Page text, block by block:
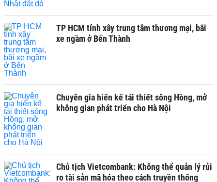
TP HCM tính xây trung tâm thương mại, bãi
xe ngầm ở Bến Thành
Chuyên gia hiến kế tái thiết sông Hồng, mở
không gian phát triển cho Hà Nội
Chủ tịch Vietcombank: Không thể quản lý rủi
ro tài sản mã hóa theo cách truyền thống